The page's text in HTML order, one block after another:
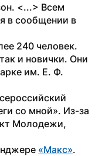
<...> Всем
в сообщении в
240 человек.
и новички. Они
им. Е. Ф.
со мной». Из-за
Молодежи,
«Макс».